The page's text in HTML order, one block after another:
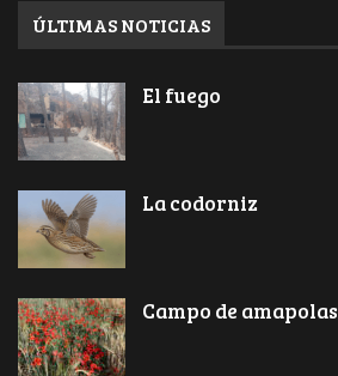
ÚLTIMAS NOTICIAS
El fuego
La codorniz
Campo de amapolas